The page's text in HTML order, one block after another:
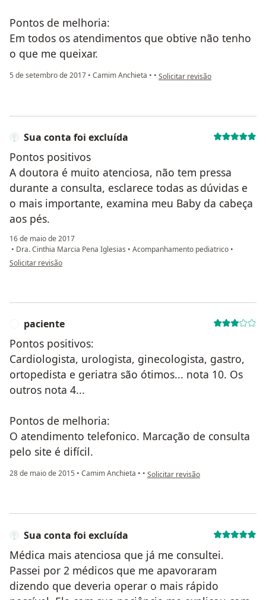
Pontos de melhoria:
Em todos os atendimentos que obtive não tenho
o que me queixar.
5 de setembro de 2017 • Camim Anchieta • • na opinião do utilizador anônimo
Solicitar revisão
Sua conta foi excluída
Pontos positivos
A doutora é muito atenciosa, não tem pressa
durante a consulta, esclarece todas as dúvidas e
o mais importante, examina meu Baby da cabeça
aos pés.
16 de maio de 2017
• Dra. Cinthia Marcia Pena Iglesias • Acompanhamento pediatrico •
na opinião do utilizador Sua conta foi excluída
Solicitar revisão
paciente
Pontos positivos:
Cardiologista, urologista, ginecologista, gastro,
ortopedista e geriatra são ótimos... nota 10. Os
outros nota 4...
Pontos de melhoria:
O atendimento telefonico. Marcação de consulta
pelo site é difícil.
28 de maio de 2015 • Camim Anchieta • • na opinião do utilizador paciente
Solicitar revisão
Sua conta foi excluída
Médica mais atenciosa que já me consultei.
Passei por 2 médicos que me apavoraram
dizendo que deveria operar o mais rápido